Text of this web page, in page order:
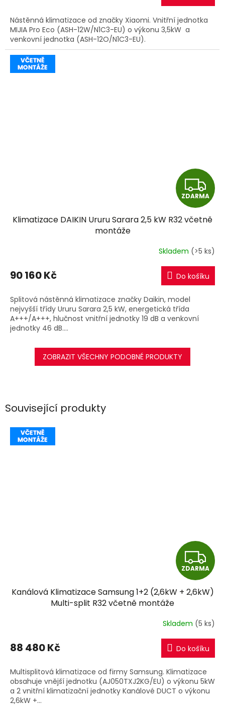
Související produkty
Z
D
A
R
M
A
ZDARMA
Kanálová Klimatizace Samsung 1+2 (2,6kW + 2,6kW)
Multi-split R32 včetně montáže
Skladem (5 ks)
88 480 Kč Do košíku
Multisplitová klimatizace od firmy Samsung. Klimatizace
obsahuje vnější jednotku (AJ050TXJ2KG/EU) o výkonu 5kW
a 2 vnitřní klimatizační jednotky Kanálové DUCT o výkonu
2,6kW +...
A
Nástěnná klimatizace od značky Xiaomi. Vnitřní jednotka
MIJIA Pro Eco (ASH-12W/N1C3-EU) o výkonu 3,5kW a
venkovní jednotka (ASH-12O/N1C3-EU).
Z
D
A
R
M
A
ZDARMA
Klimatizace DAIKIN Ururu Sarara 2,5 kW R32 včetně
montáže
Skladem (>5 ks)
90 160 Kč Do košíku
Splitová nástěnná klimatizace značky Daikin, model
nejvyšší třídy Ururu Sarara 2,5 kW, energetická třída
A+++/A+++, hlučnost vnitřní jednotky 19 dB a venkovní
jednotky 46 dB....
ZOBRAZIT VŠECHNY PODOBNÉ PRODUKTY